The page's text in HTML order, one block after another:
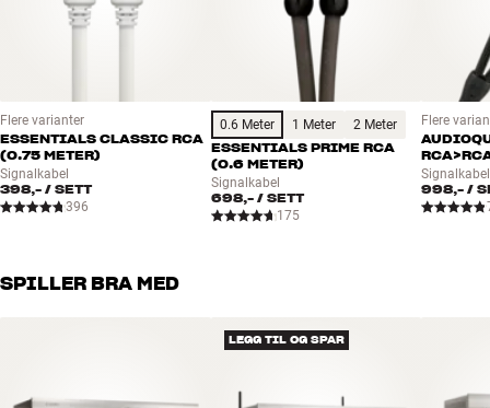
Størrelse : 43,4 x 10,7 x 27,3 cm (BxHxD)
Frontplate i aluminium
AL32 Processing
Analog lyd ut (L/R RCA)
Innebygde D/A-konvertere: 32-bit/192kHz
Flere varianter
ESSENTIALS CLASSIC RCA
(0.75 METER)
Signalkabel
398,- / SETT
396
0.6 Meter 1 Meter 2 Meter
ESSENTIALS PRIME RCA
(0.6 METER)
Signalkabel
698,-/ SETT
175
Flere
Signalkabel
998,- /
SPILLER BRA MED
LEGG TIL OG SPAR